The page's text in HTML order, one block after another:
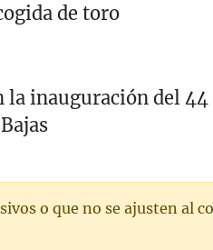
de toro
la inauguración del 44
o que no se ajusten al